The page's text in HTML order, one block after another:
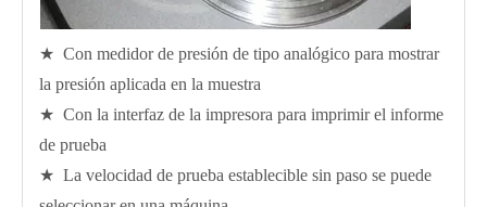
★ Con medidor de presión de tipo analógico para mostrar
la presión aplicada en la muestra
★ Con la interfaz de la impresora para imprimir el informe
de prueba
★ La velocidad de prueba establecible sin paso se puede